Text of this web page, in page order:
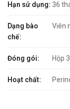
Hạn sử dụng: 36
Dạng bào
chế:
Viên
Đóng gói: Hộp
Hoạt chất: